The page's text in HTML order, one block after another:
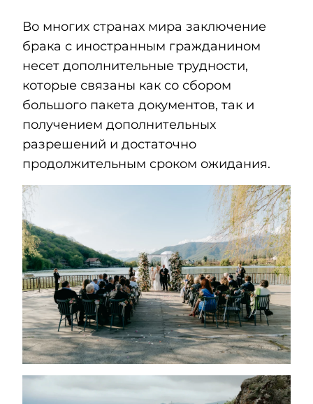
Во многих странах мира заключение
брака с иностранным гражданином
несет дополнительные трудности,
которые связаны как со сбором
большого пакета документов, так и
получением дополнительных
разрешений и достаточно
продолжительным сроком ожидания.